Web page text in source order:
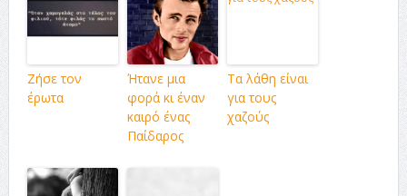
Ζήσε τον
έρωτα
Ήτανε μια
φορά κι έναν
καιρό ένας
Παίδαρος
Τα λάθη είναι
για τους
χαζούς